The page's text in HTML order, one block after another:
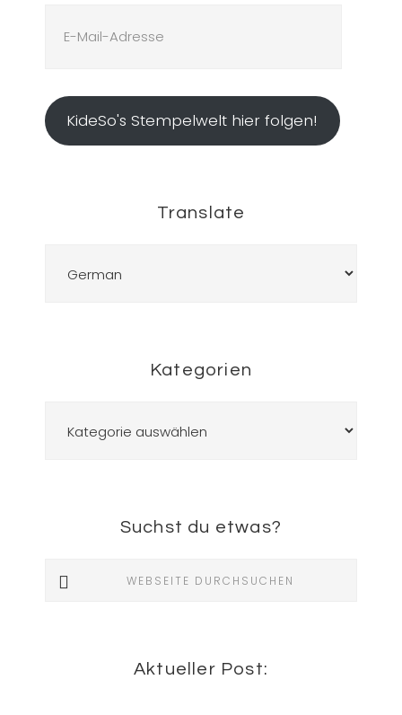
Mail-
KideSo's Stempelwelt hier folgen!
Translate
Kategorien
Suchst du etwas?
Webseite
Aktueller Post: